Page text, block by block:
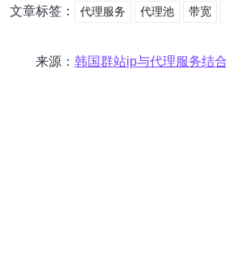
文章标签： 代理服务 代理池 带宽
来源： 韩国群站ip与代理服务结